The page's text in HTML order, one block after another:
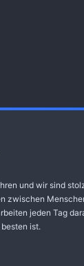
und wir sind
zwischen
jeden Tag
ist.